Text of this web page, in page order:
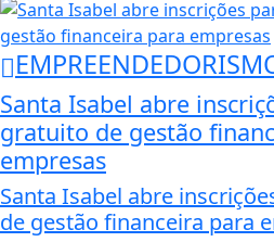
Santa Isabel abre
gratuito de gestão
empresas
Santa Isabel abre
de gestão financeira para